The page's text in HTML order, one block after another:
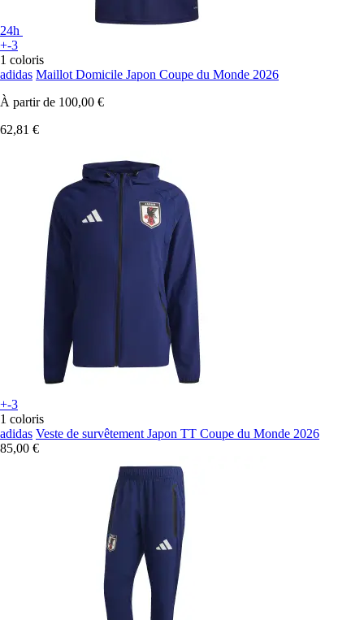
24h
+-3
1 coloris
adidas Maillot Domicile Japon Coupe du Monde 2026
À partir de 100,00 €
62,81 €
+-3
1 coloris
adidas Veste de survêtement Japon TT Coupe du Monde 2026
85,00 €